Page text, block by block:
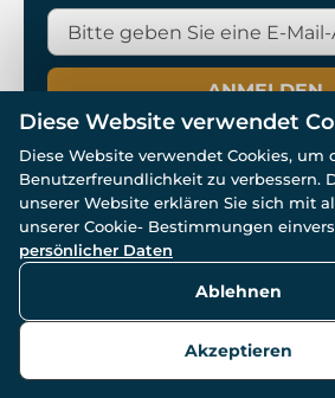
ANMELDEN
© Alle Rechte vorbehalten.
Powered by
Diese Website verwendet
Diese Website verwendet Cookies, um
Benutzerfreundlichkeit zu verbessern.
unserer Website erklären Sie sich mit
unserer Cookie- Bestimmungen
persönlicher Daten
Ablehnen
Akzeptieren